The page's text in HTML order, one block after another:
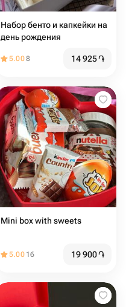
Набор бенто и капкейки на
день рождения
5.008 14 925֏
Mini box with sweets
5.00 16 19 900֏